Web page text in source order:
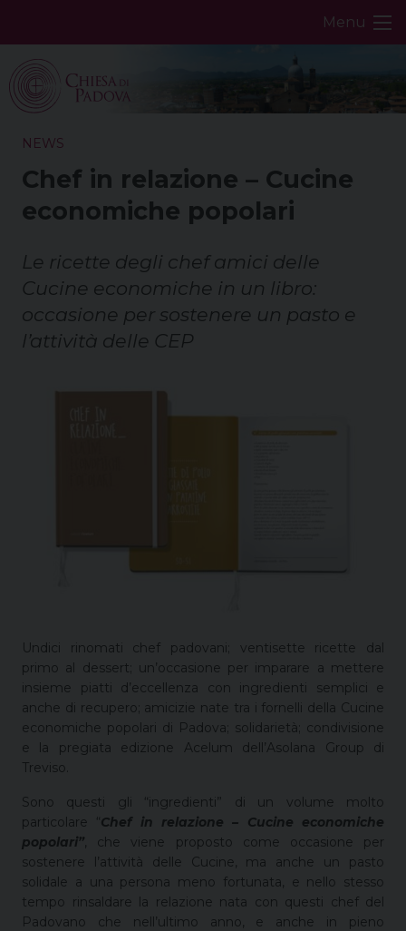
Menu
NEWS
Chef in relazione – Cucine
economiche popolari
Le ricette degli chef amici delle
Cucine economiche in un libro:
occasione per sostenere un pasto e
l’attività delle CEP
Undici rinomati chef padovani; ventisette ricette dal
primo al dessert; un’occasione per imparare a mettere
insieme piatti d’eccellenza con ingredienti semplici e
anche di recupero; amicizie nate tra i fornelli della Cucine
economiche popolari di Padova; solidarietà; condivisione
e la pregiata edizione Acelum dell’Asolana Group di
Treviso.
Sono questi gli “ingredienti” di un volume molto
particolare “Chef in relazione – Cucine economiche
popolari”, che viene proposto come occasione per
sostenere l’attività delle Cucine, ma anche un pasto
solidale a una persona meno fortunata, e nello stesso
tempo rinsaldare la relazione nata con questi chef del
Padovano che nell’ultimo anno, e anche in pieno